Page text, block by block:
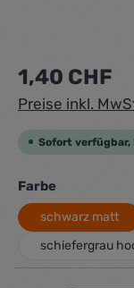
Regulärer Preis:
1,40 CHF
Preise inkl.
Sofort verfügbar,
Farbeauswählen
schwarz matt
schiefergrau